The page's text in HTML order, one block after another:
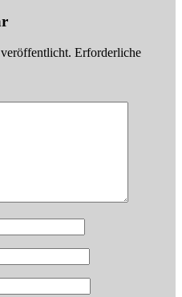
Erforderliche